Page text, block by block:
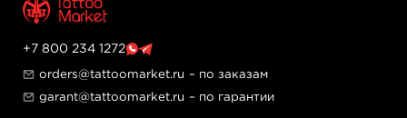
+7 800 234 1272
orders@tattoomarket.ru – по заказам
garant@tattoomarket.ru – по гарантии